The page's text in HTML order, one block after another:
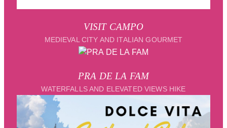
direttamente sull’acqua, perfetta per vivere il lago in modo
VISIT CAMPO
MEDIEVAL CITY AND ITALIAN GOURMET
PRA DE LA FAM
WATERFALLS AND ELEVATED VIEWS HIKE